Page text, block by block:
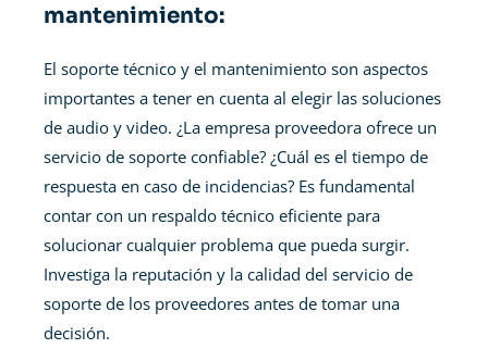
mantenimiento:
El soporte técnico y el mantenimiento son aspectos
importantes a tener en cuenta al elegir las soluciones
de audio y video. ¿La empresa proveedora ofrece un
servicio de soporte confiable? ¿Cuál es el tiempo de
respuesta en caso de incidencias? Es fundamental
contar con un respaldo técnico eficiente para
solucionar cualquier problema que pueda surgir.
Investiga la reputación y la calidad del servicio de
soporte de los proveedores antes de tomar una
decisión.